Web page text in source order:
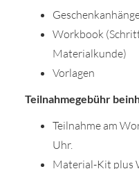
Workbook
Materialkunde)
Vorlagen
Teilnahmegebühr
Teilnahme am
Uhr.
Material-Kit plus